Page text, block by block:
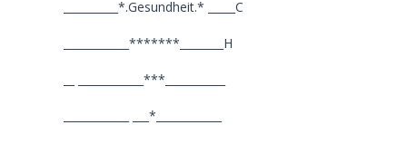
__________*.Gesundheit.* _____C
____________*******________H
__ ____________***___________
____________ ___*____________